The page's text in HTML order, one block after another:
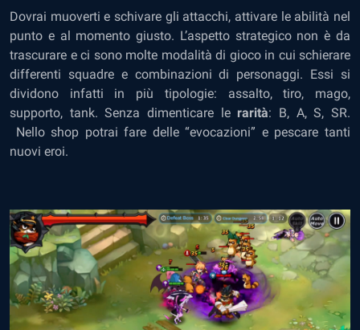
Dovrai muoverti e schivare gli attacchi, attivare le abilità nel
punto e al momento giusto. L’aspetto strategico non è da
trascurare e ci sono molte modalità di gioco in cui schierare
differenti squadre e combinazioni di personaggi. Essi si
dividono infatti in più tipologie: assalto, tiro, mago,
supporto, tank. Senza dimenticare le rarità: B, A, S, SR.
Nello shop potrai fare delle “evocazioni” e pescare tanti
nuovi eroi.